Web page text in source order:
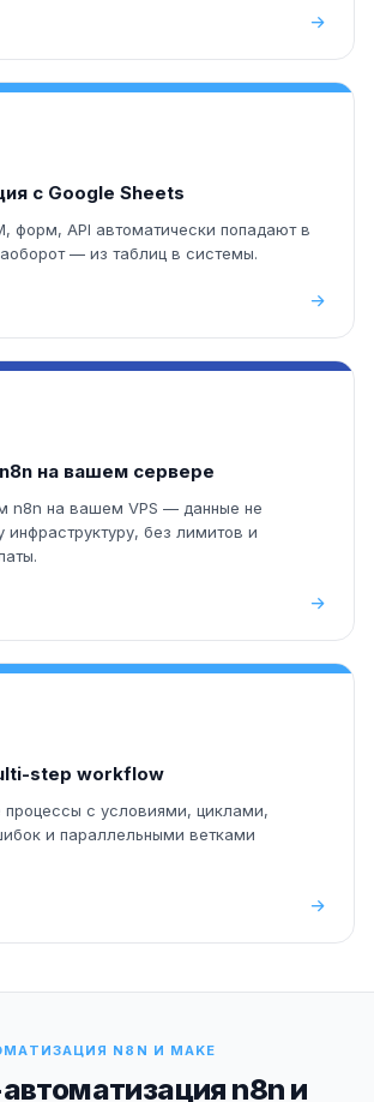
с Google Sheets
форм, API автоматически попадают в
— из таблиц в системы.
на вашем сервере
n8n на вашем VPS — данные не
без лимитов и
step workflow
с условиями, циклами,
и параллельными ветками
N8N И MAKE
n8n и